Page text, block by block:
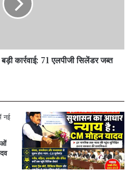
कार्रवाई: 71 एलपीजी सिलेंडर जब्त